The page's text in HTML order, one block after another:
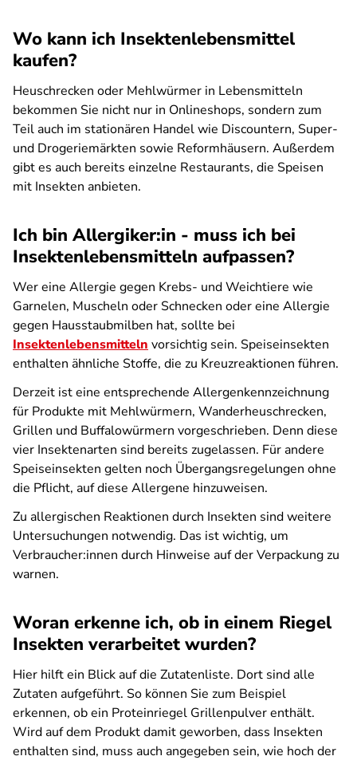
Wo kann ich Insektenlebensmittel
kaufen?
Heuschrecken oder Mehlwürmer in Lebensmitteln
bekommen Sie nicht nur in Onlineshops, sondern zum
Teil auch im stationären Handel wie Discountern, Super-
und Drogeriemärkten sowie Reformhäusern. Außerdem
gibt es auch bereits einzelne Restaurants, die Speisen
mit Insekten anbieten.
Ich bin Allergiker:in - muss ich bei
Insektenlebensmitteln aufpassen?
Wer eine Allergie gegen Krebs- und Weichtiere wie
Garnelen, Muscheln oder Schnecken oder eine Allergie
gegen Hausstaubmilben hat, sollte bei
Insektenlebensmitteln vorsichtig sein. Speiseinsekten
enthalten ähnliche Stoffe, die zu Kreuzreaktionen führen.
Derzeit ist eine entsprechende Allergenkennzeichnung
für Produkte mit Mehlwürmern, Wanderheuschrecken,
Grillen und Buffalowürmern vorgeschrieben. Denn diese
vier Insektenarten sind bereits zugelassen. Für andere
Speiseinsekten gelten noch Übergangsregelungen ohne
die Pflicht, auf diese Allergene hinzuweisen.
Zu allergischen Reaktionen durch Insekten sind weitere
Untersuchungen notwendig. Das ist wichtig, um
Verbraucher:innen durch Hinweise auf der Verpackung zu
warnen.
Woran erkenne ich, ob in einem Riegel
Insekten verarbeitet wurden?
Hier hilft ein Blick auf die Zutatenliste. Dort sind alle
Zutaten aufgeführt. So können Sie zum Beispiel
erkennen, ob ein Proteinriegel Grillenpulver enthält.
Wird auf dem Produkt damit geworben, dass Insekten
enthalten sind, muss auch angegeben sein, wie hoch der